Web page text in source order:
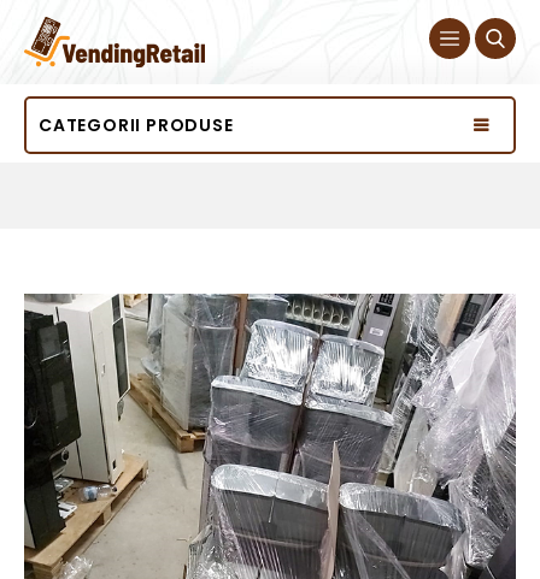
CATEGORII PRODUSE